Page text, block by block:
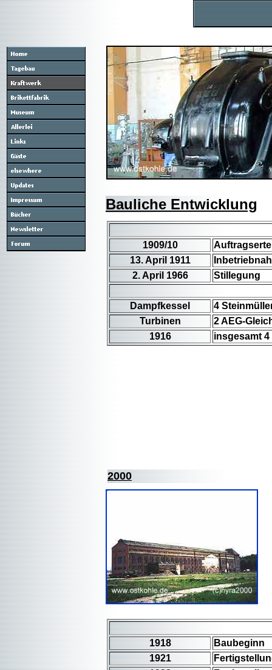
Bauliche Entwicklung
1909/10
13. April 1911
2. April 1966
Stillegung
Dampfkessel
4
Turbinen
2 AEG-
1916
insgesamt 4
2000
1918
Baubeginn
1921